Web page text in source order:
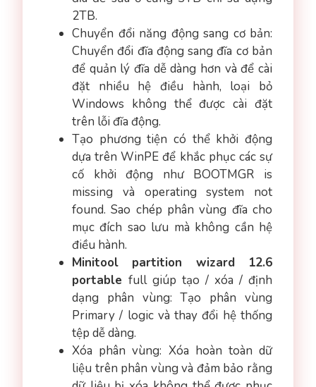
2TB.
Chuyển đổi năng động sang cơ bản:
Chuyển đổi đĩa động sang đĩa cơ bản
để quản lý đĩa dễ dàng hơn và để cài
đặt nhiều hệ điều hành, loại bỏ
Windows không thể được cài đặt
trên lỗi đĩa động.
Tạo phương tiện có thể khởi động
dựa trên WinPE để khắc phục các sự
cố khởi động như BOOTMGR is
missing và operating system not
found. Sao chép phân vùng đĩa cho
mục đích sao lưu mà không cần hệ
điều hành.
Minitool partition wizard 12.6
portable full giúp tạo / xóa / định
dạng phân vùng: Tạo phân vùng
Primary / logic và thay đổi hệ thống
tệp dễ dàng.
Xóa phân vùng: Xóa hoàn toàn dữ
liệu trên phân vùng và đảm bảo rằng